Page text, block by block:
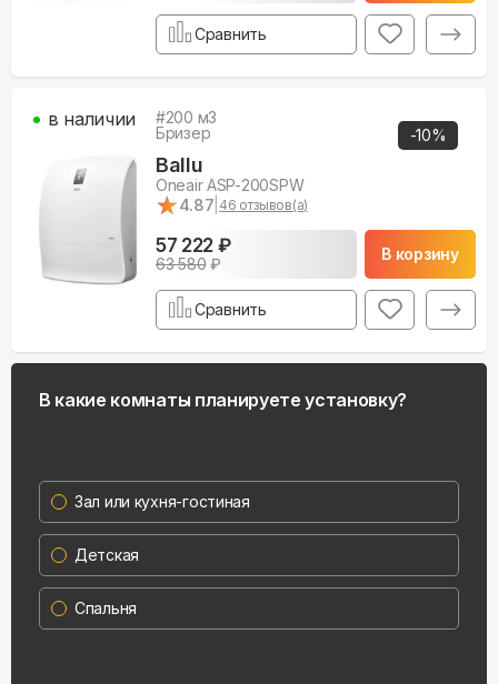
Сравнить
-10%
#200 м3
Бризер
Ballu
Oneair ASP-200SPW
★
★4.87 46 отзывов(а)
57 222 ₽
63 580₽
В корзину
в наличии
Сравнить
В какие комнаты планируете установку?
Зал или кухня-гостиная
Детская
Спальня